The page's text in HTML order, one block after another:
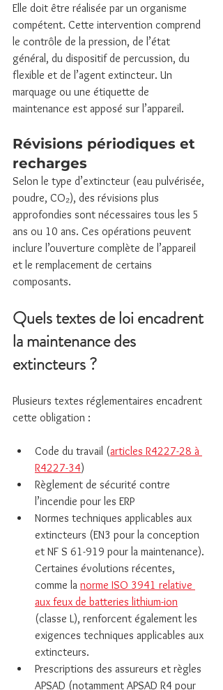
Elle doit être réalisée par un organisme
compétent. Cette intervention comprend
le contrôle de la pression, de l’état
général, du dispositif de percussion, du
flexible et de l’agent extincteur. Un
marquage ou une étiquette de
maintenance est apposé sur l’appareil.
Révisions périodiques et
recharges
Selon le type d’extincteur (eau pulvérisée,
poudre, CO₂), des révisions plus
approfondies sont nécessaires tous les 5
ans ou 10 ans. Ces opérations peuvent
inclure l’ouverture complète de l’appareil
et le remplacement de certains
composants.
Quels textes de loi encadrent
la maintenance des
extincteurs ?
Plusieurs textes réglementaires encadrent
cette obligation :
Code du travail (articles R4227-28 à
R4227-34)
Règlement de sécurité contre
l’incendie pour les ERP
Normes techniques applicables aux
extincteurs (EN3 pour la conception
et NF S 61-919 pour la maintenance).
Certaines évolutions récentes,
comme la norme ISO 3941 relative
aux feux de batteries lithium-ion
(classe L), renforcent également les
exigences techniques applicables aux
extincteurs.
Prescriptions des assureurs et règles
APSAD (notamment APSAD R4 pour